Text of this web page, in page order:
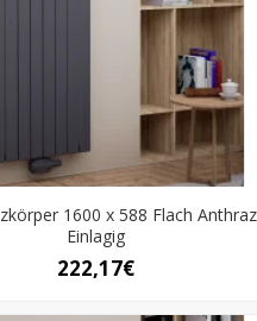
1600 x 588 Flach
Einlagig
222,17€